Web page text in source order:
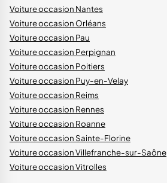
Voiture occasion Nantes
Voiture occasion Orléans
Voiture occasion Pau
Voiture occasion Perpignan
Voiture occasion Poitiers
Voiture occasion Puy-en-Velay
Voiture occasion Reims
Voiture occasion Rennes
Voiture occasion Roanne
Voiture occasion Sainte-Florine
Voiture occasion Villefranche-sur-Saône
Voiture occasion Vitrolles